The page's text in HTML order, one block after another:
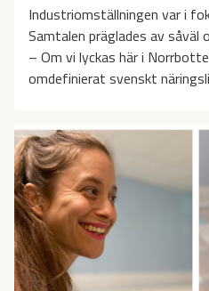
Industriomställningen var i
Samtalen präglades av
– Om vi lyckas här i
omdefinierat svenskt